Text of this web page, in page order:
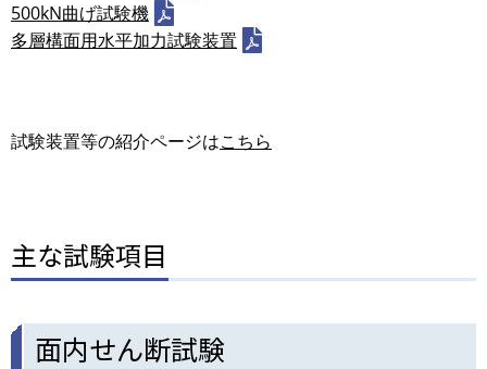
500kN曲げ試験機
多層構面用水平加力試験装置
試験装置等の紹介ページはこちら
主な試験項目
面内せん断試験